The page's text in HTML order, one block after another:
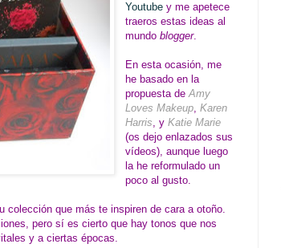
Youtube y me apetece
traeros estas ideas al
mundoblogger.
En esta ocasión, me
he basado en la
propuesta deAmy
Loves Makeup,Karen
Harris, yKatie Marie
(os dejo enlazados sus
vídeos), aunque luego
la he reformulado un
poco al gusto.
colección que más te inspiren de cara a otoño.
pero sí es cierto que hay tonos que nos
y a ciertas épocas.